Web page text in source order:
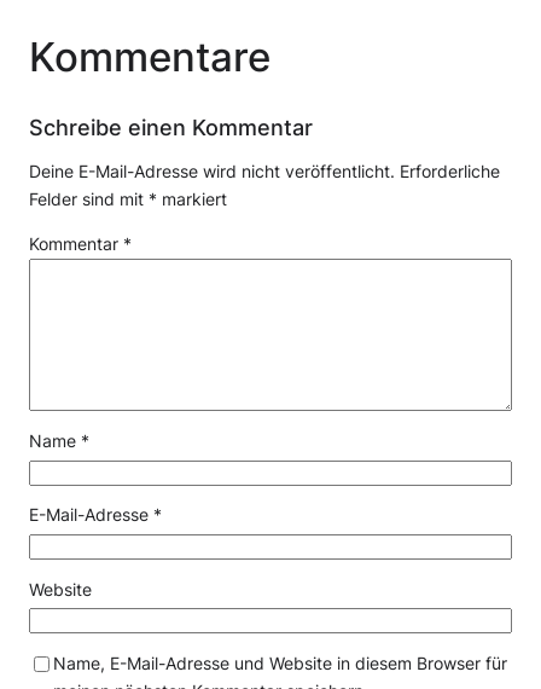
Kommentare
Schreibe einen Kommentar
Deine E-Mail-Adresse wird nicht veröffentlicht. Erforderliche
Felder sind mit * markiert
Kommentar *
Name *
E-Mail-Adresse *
Website
Name, E-Mail-Adresse und Website in diesem Browser für